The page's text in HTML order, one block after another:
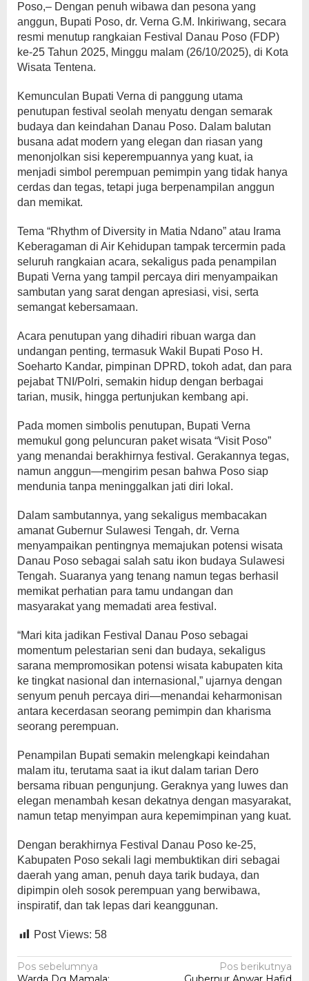
Poso,– Dengan penuh wibawa dan pesona yang
anggun, Bupati Poso, dr. Verna G.M. Inkiriwang, secara
resmi menutup rangkaian Festival Danau Poso (FDP)
ke-25 Tahun 2025, Minggu malam (26/10/2025), di Kota
Wisata Tentena.
Kemunculan Bupati Verna di panggung utama
penutupan festival seolah menyatu dengan semarak
budaya dan keindahan Danau Poso. Dalam balutan
busana adat modern yang elegan dan riasan yang
menonjolkan sisi keperempuannya yang kuat, ia
menjadi simbol perempuan pemimpin yang tidak hanya
cerdas dan tegas, tetapi juga berpenampilan anggun
dan memikat.
Tema “Rhythm of Diversity in Matia Ndano” atau Irama
Keberagaman di Air Kehidupan tampak tercermin pada
seluruh rangkaian acara, sekaligus pada penampilan
Bupati Verna yang tampil percaya diri menyampaikan
sambutan yang sarat dengan apresiasi, visi, serta
semangat kebersamaan.
Acara penutupan yang dihadiri ribuan warga dan
undangan penting, termasuk Wakil Bupati Poso H.
Soeharto Kandar, pimpinan DPRD, tokoh adat, dan para
pejabat TNI/Polri, semakin hidup dengan berbagai
tarian, musik, hingga pertunjukan kembang api.
Pada momen simbolis penutupan, Bupati Verna
memukul gong peluncuran paket wisata “Visit Poso”
yang menandai berakhirnya festival. Gerakannya tegas,
namun anggun—mengirim pesan bahwa Poso siap
mendunia tanpa meninggalkan jati diri lokal.
Dalam sambutannya, yang sekaligus membacakan
amanat Gubernur Sulawesi Tengah, dr. Verna
menyampaikan pentingnya memajukan potensi wisata
Danau Poso sebagai salah satu ikon budaya Sulawesi
Tengah. Suaranya yang tenang namun tegas berhasil
memikat perhatian para tamu undangan dan
masyarakat yang memadati area festival.
“Mari kita jadikan Festival Danau Poso sebagai
momentum pelestarian seni dan budaya, sekaligus
sarana mempromosikan potensi wisata kabupaten kita
ke tingkat nasional dan internasional,” ujarnya dengan
senyum penuh percaya diri—menandai keharmonisan
antara kecerdasan seorang pemimpin dan kharisma
seorang perempuan.
Penampilan Bupati semakin melengkapi keindahan
malam itu, terutama saat ia ikut dalam tarian Dero
bersama ribuan pengunjung. Geraknya yang luwes dan
elegan menambah kesan dekatnya dengan masyarakat,
namun tetap menyimpan aura kepemimpinan yang kuat.
Dengan berakhirnya Festival Danau Poso ke-25,
Kabupaten Poso sekali lagi membuktikan diri sebagai
daerah yang aman, penuh daya tarik budaya, dan
dipimpin oleh sosok perempuan yang berwibawa,
inspiratif, dan tak lepas dari keanggunan.
Post Views: 58
Navigasi
Pos sebelumnya
Pos berikutnya